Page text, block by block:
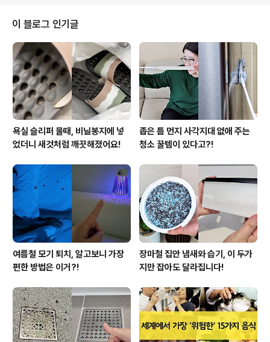
순간 그냥 버리실건 아니죠?! 일부러 보리차를 우릴 필요
도 없고요. 가끔씩 보리차를 마실 때 나오는 티백 한개
만 있어도 요긴하게 쓸 수 있어요. 보리차를 우리고 남은
티백을 잘 말려주세요. 자연적으로 말리기 어렵다면 전자
레인지로 1분 돌려서 물기만 날려도 금세 바싹 말라요.
아! 보리차티백을 전..
이 블로그 인기글
욕실 슬리퍼 물때, 비닐봉지에 넣
었더니 새것처럼 깨끗해졌어요!
좁은 틈 먼지 사각지대 없애 주는
청소 꿀템이 있다고?!
여름철 모기 퇴치, 알고보니 가장
편한 방법은 이거?!
장마철 집안 냄새와 습기, 이 두가
지만 잡아도 달라집니다!